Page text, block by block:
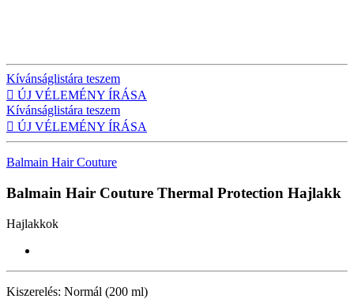
Kívánságlistára teszem
 ÚJ VÉLEMÉNY ÍRÁSA
Kívánságlistára teszem
 ÚJ VÉLEMÉNY ÍRÁSA
Balmain Hair Couture
Balmain Hair Couture Thermal Protection Hajlakk
Hajlakkok
Kiszerelés: Normál (200 ml)